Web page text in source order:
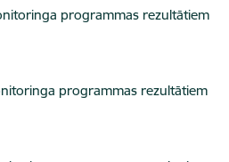
programmas rezultātiem
programmas rezultātiem